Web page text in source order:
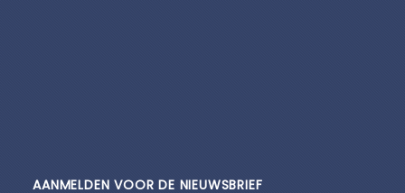
AANMELDEN VOOR DE NIEUWSBRIEF